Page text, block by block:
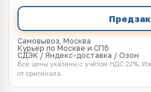
Самовывоз, Москва
Курьер по Москве и СПб
СДЭК / Яндекс-доставка / Озон
Все цены указаны с учётом НДС 22%.
от оригинала.